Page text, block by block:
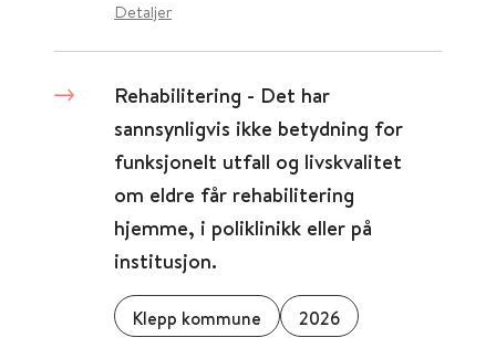
Detaljer
Rehabilitering - Det har
sannsynligvis ikke betydning for
funksjonelt utfall og livskvalitet
om eldre får rehabilitering
hjemme, i poliklinikk eller på
institusjon.
Klepp kommune 2026